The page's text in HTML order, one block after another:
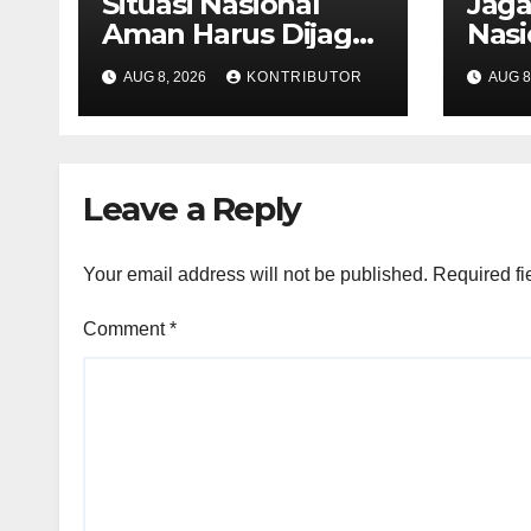
Aman Harus Dijaga
dari Provokasi
Jelang HUT ke-81 RI
AUG 8, 2026 KONTRIBUTOR AUG
Leave a Reply
Your email address will not be published. Required
Comment*